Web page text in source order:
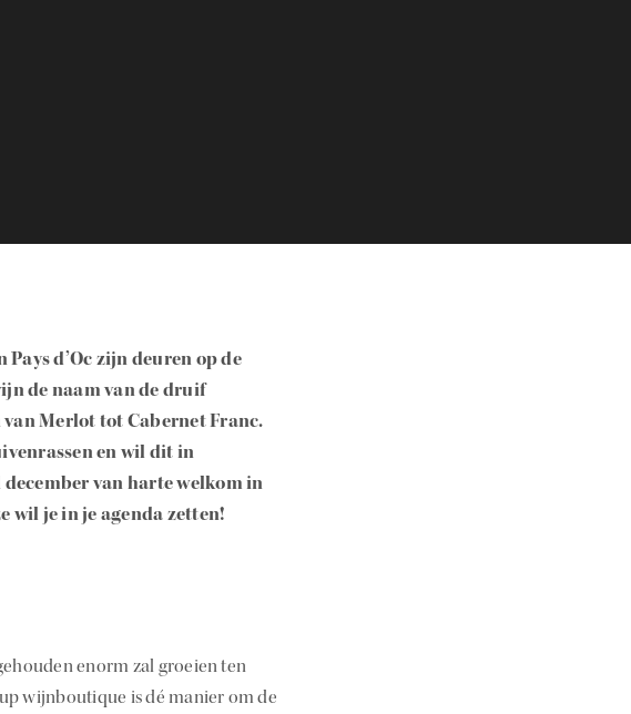
d’Oc zijn deuren op de
de naam van de druif
Merlot tot Cabernet Franc.
en wil dit in
van harte welkom in
wil je in je agenda zetten!
enorm zal groeien ten
wijnboutique is dé manier om de